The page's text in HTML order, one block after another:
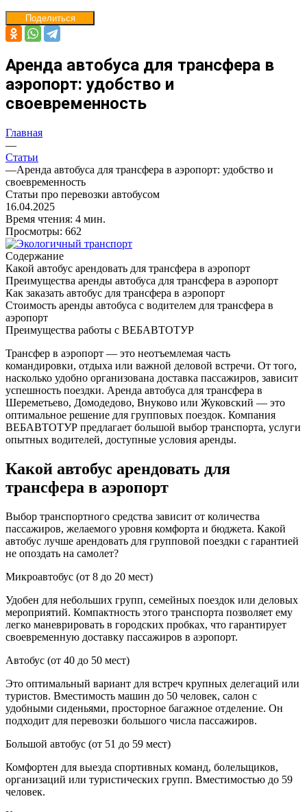
Поделиться
Аренда автобуса для трансфера в
аэропорт: удобство и
своевременность
Главная
—
Статьи
—Аренда автобуса для трансфера в аэропорт: удобство и
своевременность
Статьи про перевозки автобусом
16.04.2025
Время чтения: 4 мин.
Просмотры: 662
Содержание
Какой автобус арендовать для трансфера в аэропорт
Преимущества аренды автобуса для трансфера в аэропорт
Как заказать автобус для трансфера в аэропорт
Стоимость аренды автобуса с водителем для трансфера в
аэропорт
Преимущества работы с ВЕБАВТОТУР
Трансфер в аэропорт — это неотъемлемая часть
командировки, отдыха или важной деловой встречи. От того,
насколько удобно организована доставка пассажиров, зависит
успешность поездки. Аренда автобуса для трансфера в
Шереметьево, Домодедово, Внуково или Жуковский — это
оптимальное решение для групповых поездок. Компания
ВЕБАВТОТУР предлагает большой выбор транспорта, услуги
опытных водителей, доступные условия аренды.
Какой автобус арендовать для
трансфера в аэропорт
Выбор транспортного средства зависит от количества
пассажиров, желаемого уровня комфорта и бюджета. Какой
автобус лучше арендовать для групповой поездки с гарантией
не опоздать на самолет?
Микроавтобус (от 8 до 20 мест)
Удобен для небольших групп, семейных поездок или деловых
мероприятий. Компактность этого транспорта позволяет ему
легко маневрировать в городских пробках, что гарантирует
своевременную доставку пассажиров в аэропорт.
Автобус (от 40 до 50 мест)
Это оптимальный вариант для встреч крупных делегаций или
туристов. Вместимость машин до 50 человек, салон с
удобными сиденьями, просторное багажное отделение. Он
подходит для перевозки большого числа пассажиров.
Большой автобус (от 51 до 59 мест)
Комфортен для выезда спортивных команд, болельщиков,
организаций или туристических групп. Вместимостью до 59
человек.